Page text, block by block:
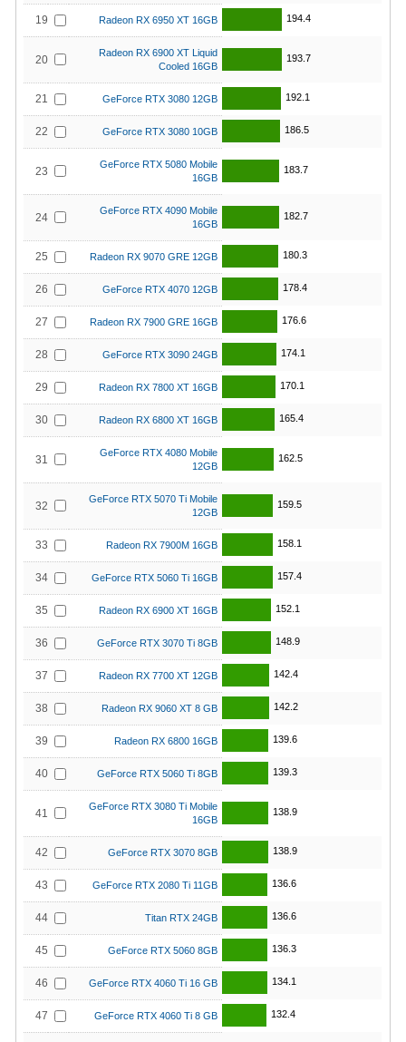
19 Radeon RX 6950 XT 16GB 194.4
20
Radeon RX 6900 XT Liquid
Cooled 16GB
193.7
21 GeForce RTX 3080 12GB 192.1
22 GeForce RTX 3080 10GB 186.5
23
GeForce RTX 5080 Mobile
16GB
183.7
24
GeForce RTX 4090 Mobile
16GB
182.7
25 Radeon RX 9070 GRE 12GB 180.3
26 GeForce RTX 4070 12GB 178.4
27 Radeon RX 7900 GRE 16GB 176.6
28 GeForce RTX 3090 24GB 174.1
29 Radeon RX 7800 XT 16GB 170.1
30 Radeon RX 6800 XT 16GB 165.4
31
GeForce RTX 4080 Mobile
12GB
162.5
32
GeForce RTX 5070 Ti Mobile
12GB
159.5
33 Radeon RX 7900M 16GB 158.1
34 GeForce RTX 5060 Ti 16GB 157.4
35 Radeon RX 6900 XT 16GB 152.1
36 GeForce RTX 3070 Ti 8GB 148.9
37 Radeon RX 7700 XT 12GB 142.4
38 Radeon RX 9060 XT 8 GB 142.2
39 Radeon RX 6800 16GB 139.6
40 GeForce RTX 5060 Ti 8GB 139.3
41
GeForce RTX 3080 Ti Mobile
16GB
138.9
42 GeForce RTX 3070 8GB 138.9
43 GeForce RTX 2080 Ti 11GB 136.6
44 Titan RTX 24GB 136.6
45 GeForce RTX 5060 8GB 136.3
46 GeForce RTX 4060 Ti 16 GB 134.1
47 GeForce RTX 4060 Ti 8 GB 132.4